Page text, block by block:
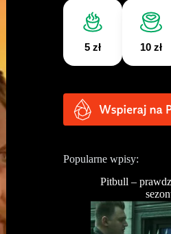
5 zł 10 zł
Popularne wpisy:
Pitbull –